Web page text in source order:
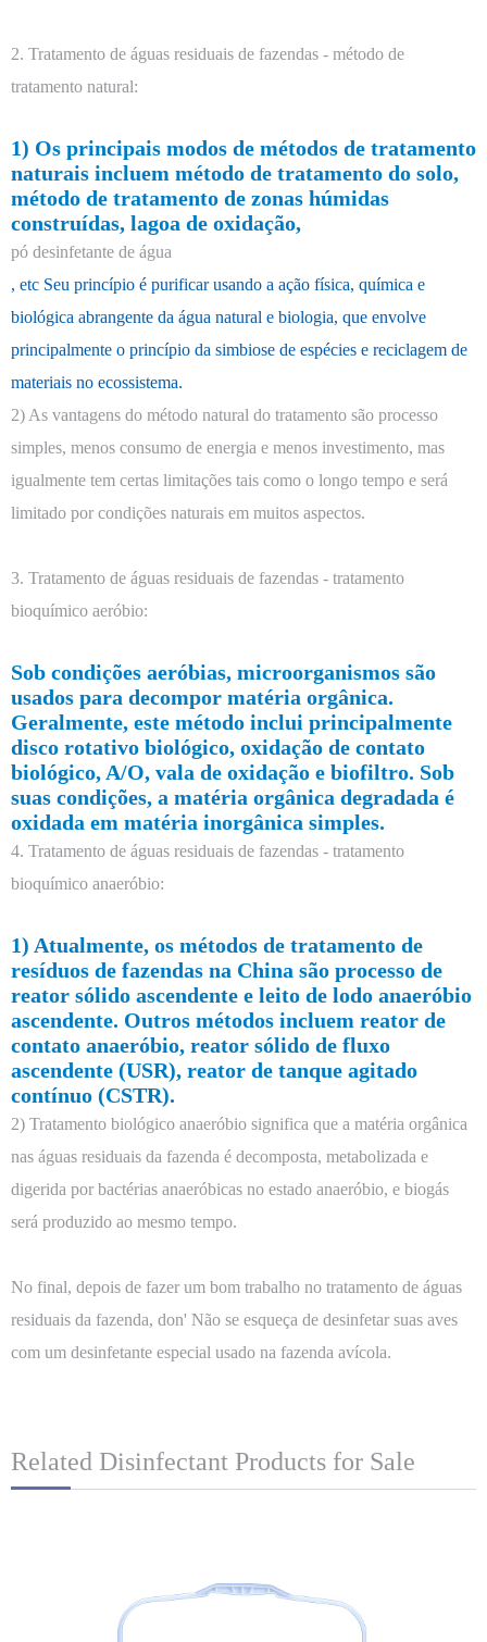
2. Tratamento de águas residuais de fazendas - método de
tratamento natural:
1) Os principais modos de métodos de tratamento
naturais incluem método de tratamento do solo,
método de tratamento de zonas húmidas
construídas, lagoa de oxidação,
pó desinfetante de água
, etc Seu princípio é purificar usando a ação física, química e
biológica abrangente da água natural e biologia, que envolve
principalmente o princípio da simbiose de espécies e reciclagem de
materiais no ecossistema.
2) As vantagens do método natural do tratamento são processo
simples, menos consumo de energia e menos investimento, mas
igualmente tem certas limitações tais como o longo tempo e será
limitado por condições naturais em muitos aspectos.
3. Tratamento de águas residuais de fazendas - tratamento
bioquímico aeróbio:
Sob condições aeróbias, microorganismos são
usados para decompor matéria orgânica.
Geralmente, este método inclui principalmente
disco rotativo biológico, oxidação de contato
biológico, A/O, vala de oxidação e biofiltro. Sob
suas condições, a matéria orgânica degradada é
oxidada em matéria inorgânica simples.
4. Tratamento de águas residuais de fazendas - tratamento
bioquímico anaeróbio:
1) Atualmente, os métodos de tratamento de
resíduos de fazendas na China são processo de
reator sólido ascendente e leito de lodo anaeróbio
ascendente. Outros métodos incluem reator de
contato anaeróbio, reator sólido de fluxo
ascendente (USR), reator de tanque agitado
contínuo (CSTR).
2) Tratamento biológico anaeróbio significa que a matéria orgânica
nas águas residuais da fazenda é decomposta, metabolizada e
digerida por bactérias anaeróbicas no estado anaeróbio, e biogás
será produzido ao mesmo tempo.
No final, depois de fazer um bom trabalho no tratamento de águas
residuais da fazenda, don' Não se esqueça de desinfetar suas aves
com um desinfetante especial usado na fazenda avícola.
Related Disinfectant Products for Sale